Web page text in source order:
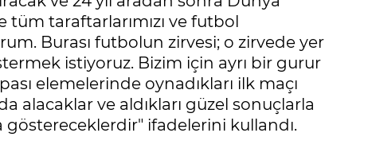
taraftarlarımızı ve futbol
Burası futbolun zirvesi; o zirvede yer
istiyoruz. Bizim için ayrı bir gurur
elemelerinde oynadıkları ilk maçı
alacaklar ve aldıkları güzel sonuçlarla
göstereceklerdir" ifadelerini kullandı.